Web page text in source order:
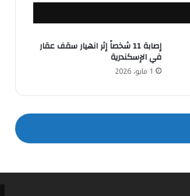
إصابة 11 شخصاً إثر انهيار سقف عقار
في الإسكندرية
1 مايو، 2026